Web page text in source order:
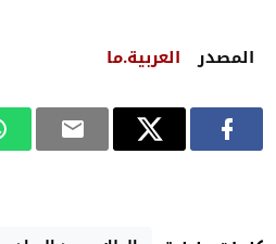
المصدر العربية.ما